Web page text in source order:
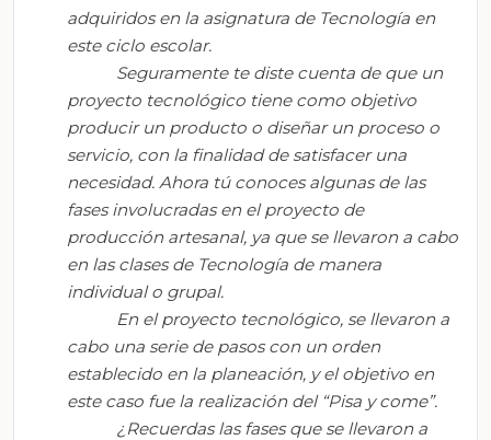
adquiridos en la asignatura de Tecnología en
este ciclo escolar.
Seguramente te diste cuenta de que un
proyecto tecnológico tiene como objetivo
producir un producto o diseñar un proceso o
servicio, con la finalidad de satisfacer una
necesidad. Ahora túconocesalgunas de las
fases involucradas en el proyecto de
producción artesanal, ya que se llevaron a cabo
en lasclases de Tecnología de manera
individual o grupal.
En elproyecto tecnológico, se llevarona
cabo una serie de pasos con un orden
establecido en la planeación, yelobjetivo en
este caso fue la realización del “Pisa y come”.
¿Recuerdaslas fases que se llevarona